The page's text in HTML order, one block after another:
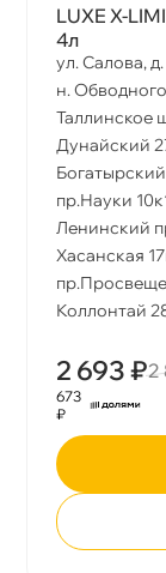
LUXE X-
4л
ул. Салова,
н.
Таллинское
Дунайский
пр.Науки
Ленинский
Хасанская
Коллонтай
2 693 ₽2
673
₽